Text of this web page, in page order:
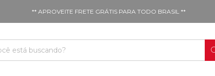
** APROVEITE FRETE GRÁTIS PARA TODO BRASIL **